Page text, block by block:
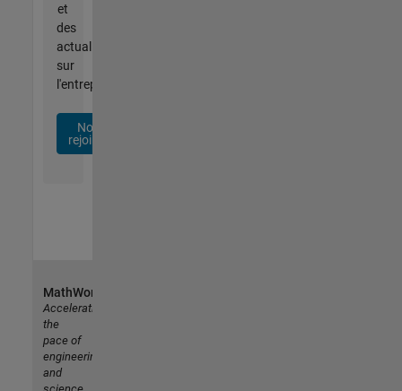
et
des
actualités
sur
l'entreprise.
Nous
rejoindre
MathWorks
Accelerating
the
pace of
engineering
and